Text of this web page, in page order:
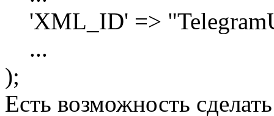
'XML_ID' =>
...
);
Есть возможность